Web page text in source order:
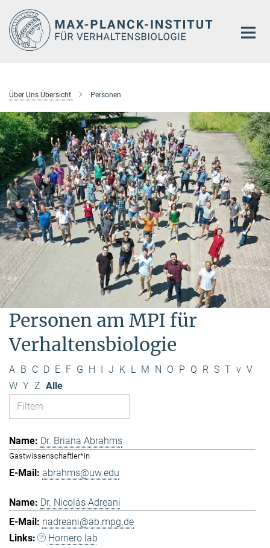
Hauptinhalt
Über Uns Übersicht Personen
Personen am MPI für
Verhaltensbiologie
A B C D E F G H J K L M N O P Q R S T v V
W Y Z Alle
Dr. Briana Abrahms
Gastwissenschaftler*in
abrahms@uw.edu
Dr. Nicolás Adreani
nadreani@ab.mpg.de
Hornero lab